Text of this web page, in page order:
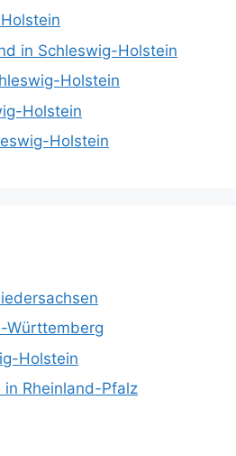
in Schleswig-Holstein
Holstein
Holstein
Holstein
Württemberg
Holstein
in Rheinland-Pfalz